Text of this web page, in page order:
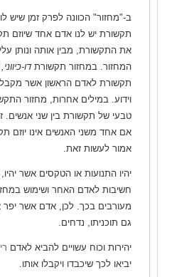
ב-"מחזור" הכוונה לפרק זמן שיש
תקשורת יש לנו אדם אחד שיוזם
את התקשורת, מבין אותה ונותן
המחזור. במחזור תקשורתדו-כיווני,
תקשורת לאדם הראשון אשר מקבל
וידוע. במילים אחרות, מחזור
טבעי של תקשורת בין שני אנשים.
אם אחד משני האנשים אינו יוזם
אמור לעשות זאת.
יהיו התנועות או הטקסים אשר
חשיבות לאדם האחר ושימוש
מעורבים בכך. לכן, אדם אשר
גם תוכניתו, נדחים.
יהירות וכוח עשויים להביא לאדם
יביאו לכך שיכבדו ויקבלו אותו.